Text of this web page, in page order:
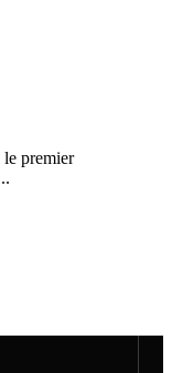
le premier